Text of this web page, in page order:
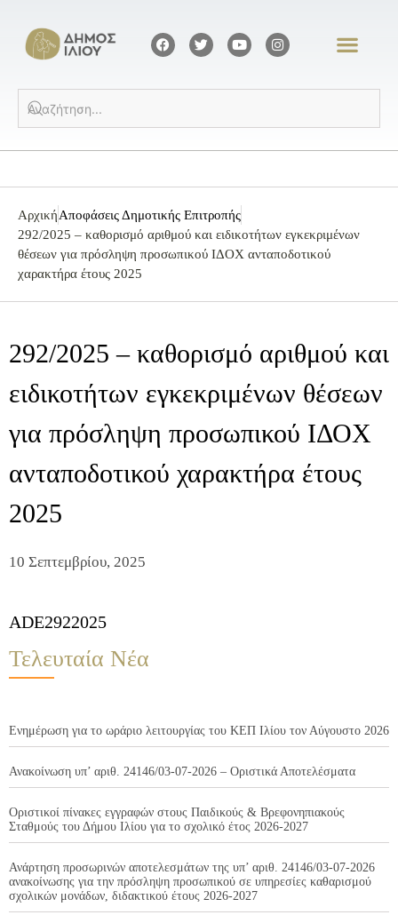
ΑρχικήΑποφάσεις Δημοτικής Επιτροπής
292/2025 – καθορισμό αριθμού και ειδικοτήτων εγκεκριμένων
θέσεων για πρόσληψη προσωπικού ΙΔΟΧ ανταποδοτικού
χαρακτήρα έτους 2025
292/2025 – καθορισμό αριθμού και
ειδικοτήτων εγκεκριμένων θέσεων
για πρόσληψη προσωπικού ΙΔΟΧ
ανταποδοτικού χαρακτήρα έτους
2025
10 Σεπτεμβρίου, 2025
ADE2922025
Τελευταία Νέα
Ενημέρωση για το ωράριο λειτουργίας του ΚΕΠ Ιλίου τον Αύγουστο 2026
Ανακοίνωση υπ’ αριθ. 24146/03-07-2026 – Οριστικά Αποτελέσματα
Οριστικοί πίνακες εγγραφών στους Παιδικούς & Βρεφονηπιακούς
Σταθμούς του Δήμου Ιλίου για το σχολικό έτος 2026-2027
Ανάρτηση προσωρινών αποτελεσμάτων της υπ’ αριθ. 24146/03-07-2026
ανακοίνωσης για την πρόσληψη προσωπικού σε υπηρεσίες καθαρισμού
σχολικών μονάδων, διδακτικού έτους 2026-2027